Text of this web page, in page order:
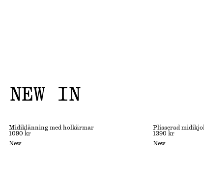
NEW IN
Midiklänning med holkärmar
1090 kr
New
Plisserad midikjol
1390 kr
New